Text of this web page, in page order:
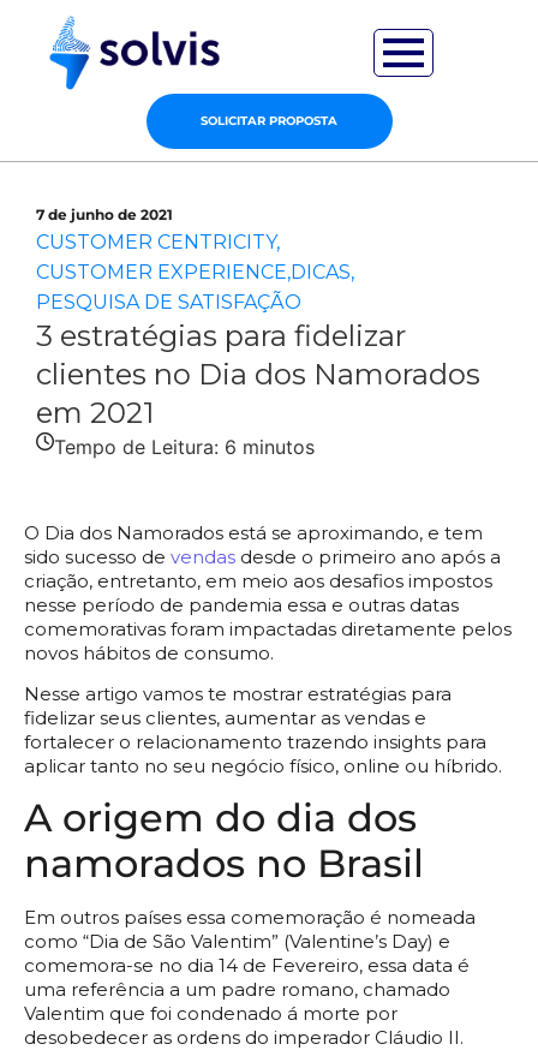
SOLICITAR PROPOSTA
7 de junho de 2021
CUSTOMER CENTRICITY,
CUSTOMER EXPERIENCE,DICAS,
PESQUISA DE SATISFAÇÃO
3 estratégias para fidelizar
clientes no Dia dos Namorados
em 2021
Tempo de Leitura: 6 minutos
O Dia dos Namorados está se aproximando, e tem
sido sucesso de vendas desde o primeiro ano após a
criação, entretanto, em meio aos desafios impostos
nesse período de pandemia essa e outras datas
comemorativas foram impactadas diretamente pelos
novos hábitos de consumo.
Nesse artigo vamos te mostrar estratégias para
fidelizar seus clientes, aumentar as vendas e
fortalecer o relacionamento trazendo insights para
aplicar tanto no seu negócio físico, online ou híbrido.
A origem do dia dos
namorados no Brasil
Em outros países essa comemoração é nomeada
como “Dia de São Valentim” (Valentine’s Day) e
comemora-se no dia 14 de Fevereiro, essa data é
uma referência a um padre romano, chamado
Valentim que foi condenado á morte por
desobedecer as ordens do imperador Cláudio II.